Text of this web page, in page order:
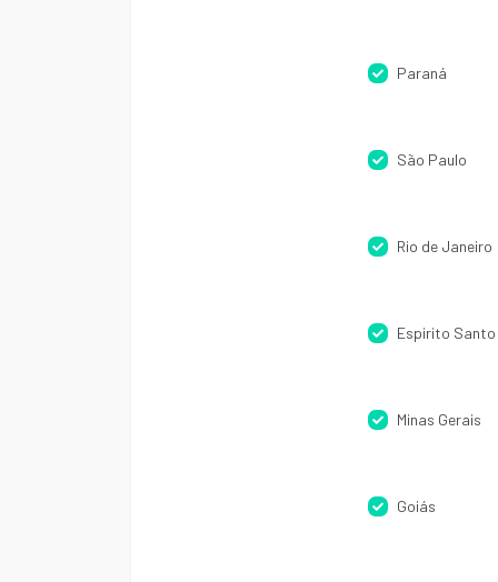
Paraná
São Paulo
Rio de Janeiro
Espirito Santo
Minas Gerais
Goiás